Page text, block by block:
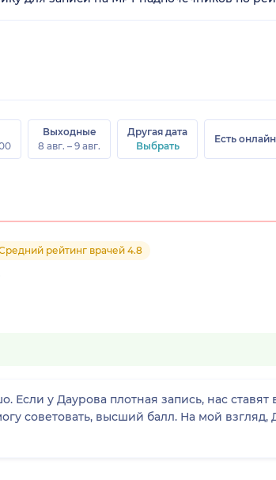
Выходные
8 авг. – 9 авг.
Другая дата
Выбрать
Есть
рейтинг врачей 4.8
Если у Даурова плотная запись, нас
советовать, высший балл. На мой взгляд,